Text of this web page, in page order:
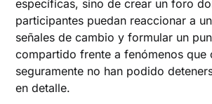
específicas, sino de crear un foro
participantes puedan reaccionar a
señales de cambio y formular un
compartido frente a fenómenos que
seguramente no han podido
en detalle.